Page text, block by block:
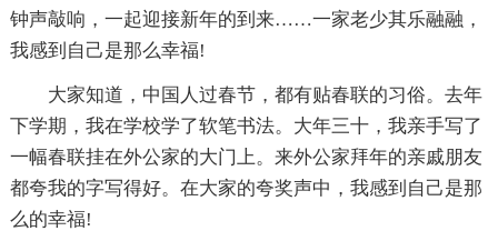
钟声敲响，一起迎接新年的到来……一家老少其乐融融，
我感到自己是那么幸福!
大家知道，中国人过春节，都有贴春联的习俗。去年
下学期，我在学校学了软笔书法。大年三十，我亲手写了
一幅春联挂在外公家的大门上。来外公家拜年的亲戚朋友
都夸我的字写得好。在大家的夸奖声中，我感到自己是那
么的幸福!